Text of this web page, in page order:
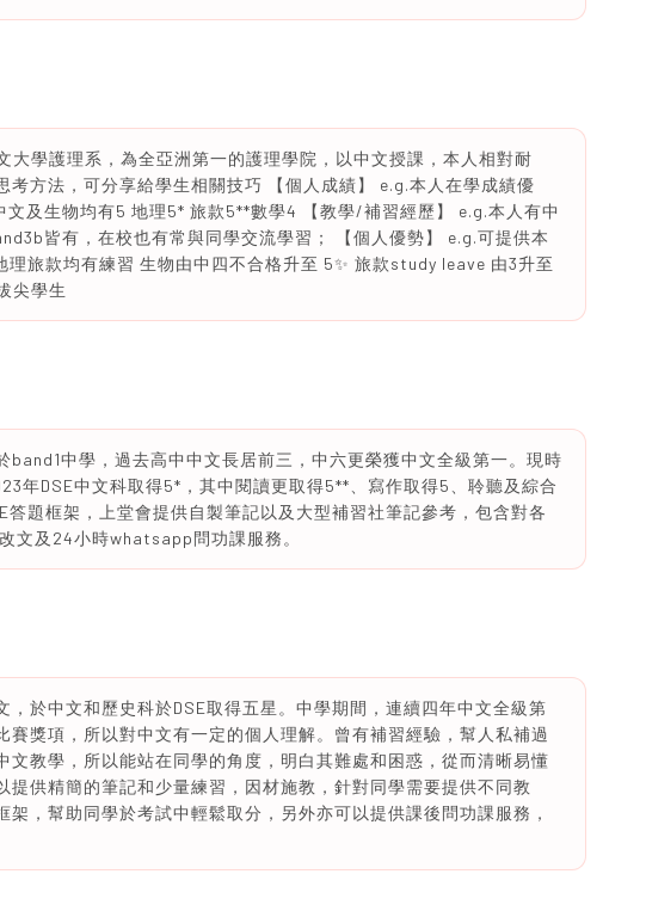
大學護理系，為全亞洲第一的護理學院，以中文授課，本人相對耐
考方法，可分享給學生相關技巧 【個人成績】 e.g.本人在學成績優
文及生物均有5 地理5* 旅款5**數學4 【教學/補習經歷】 e.g.本人有中
皆有，在校也有常與同學交流學習； 【個人優勢】 e.g.可提供本
理旅款均有練習 生物由中四不合格升至 5✨ 旅款study leave 由3升至
尖學生
band1中學，過去高中中文長居前三，中六更榮獲中文全級第一。現時
年DSE中文科取得5*，其中閱讀更取得5**、寫作取得5、聆聽及綜合
答題框架，上堂會提供自製筆記以及大型補習社筆記參考，包含對各
文及24小時whatsapp問功課服務。
，於中文和歷史科於DSE取得五星。中學期間，連續四年中文全級第
賽獎項，所以對中文有一定的個人理解。曾有補習經驗，幫人私補過
文教學，所以能站在同學的角度，明白其難處和困惑，從而清晰易懂
提供精簡的筆記和少量練習，因材施教，針對同學需要提供不同教
，幫助同學於考試中輕鬆取分，另外亦可以提供課後問功課服務，